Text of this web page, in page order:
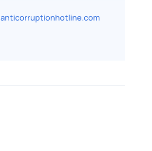
anticorruptionhotline.com